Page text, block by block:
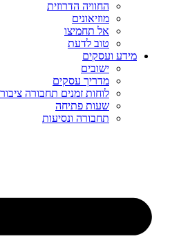
החוויה הדרוזית
מוזיאונים
אל תחמיצו
טוב לדעת
מידע ועסקים
ישובים
מדריך עסקים
לוחות זמנים תחבורה
שעות פתיחה
תחבורה ונסיעות